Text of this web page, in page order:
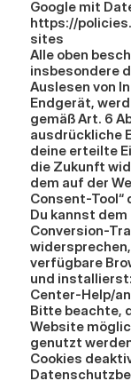
https://
sites
Alle oben
insbesondere
Auslesen von
Endgerät,
gemäß Art. 6
ausdrückliche
deine erteilte
die Zukunft
dem auf der
Consent-
Du kannst
Conversion-
verfügbare
und installierst:
Center-Help/
Bitte beachte,
Website
genutzt
Cookies